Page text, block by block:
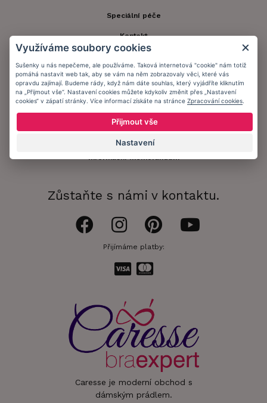
Caresse je moderní obchod s
dámským prádlem.
Speciální péče
Kontakt
Zákaznický účet
Registrace zákazníka
Doprava a platba
Zůstaňte s námi v kontaktu.
Přijímáme platby:
Využíváme soubory cookies
Sušenky u nás nepečeme, ale používáme. Taková internetová "cookie" nám totiž
pomáhá nastavit web tak, aby se vám na něm zobrazovaly věci, které vás
opravdu zajímají. Budeme rády, když nám dáte souhlas, který vyjádříte kliknutím
na „Přijmout vše“. Nastavení cookies můžete kdykoliv změnit přes „Nastavení
cookies“ v zápatí stránky. Více informací získáte na stránce Zpracování cookies
Přijmout vše
Nastavení